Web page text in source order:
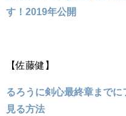
す！2019年公開
【佐藤健】
るろうに剣心最終章まで
見る方法